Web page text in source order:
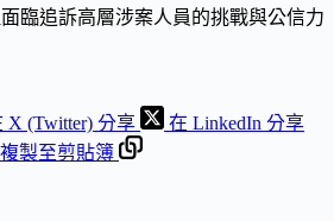
臨追訴高層涉案人員的挑戰與公信力
X (Twitter) 分享
在 LinkedIn 分享
複製至剪貼簿